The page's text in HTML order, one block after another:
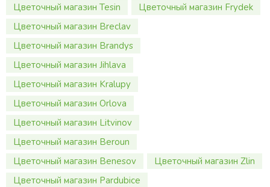
Цветочный магазин Tesin
Цветочный магазин Frydek
Цветочный магазин Breclav
Цветочный магазин Brandys
Цветочный магазин Jihlava
Цветочный магазин Kralupy
Цветочный магазин Orlova
Цветочный магазин Litvinov
Цветочный магазин Beroun
Цветочный магазин Benesov
Цветочный магазин Zlin
Цветочный магазин Pardubice